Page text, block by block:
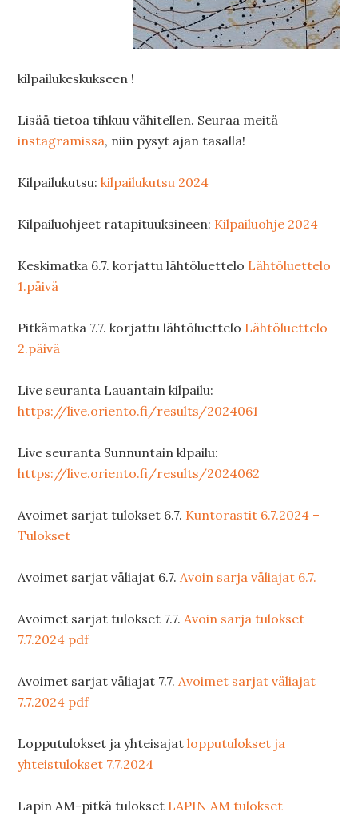
kilpailukeskukseen !
Lisää tietoa tihkuu vähitellen. Seuraa meitä
instagramissa, niin pysyt ajan tasalla!
Kilpailukutsu:kilpailukutsu 2024
Kilpailuohjeet ratapituuksineen: Kilpailuohje 2024
Keskimatka 6.7. korjattu lähtöluettelo Lähtöluettelo
1.päivä
Pitkämatka 7.7. korjattu lähtöluettelo Lähtöluettelo
2.päivä
Live seuranta Lauantain kilpailu:
https://live.oriento.fi/results/2024061
Live seuranta Sunnuntain klpailu:
https://live.oriento.fi/results/2024062
Avoimet sarjat tulokset 6.7. Kuntorastit 6.7.2024 –
Tulokset
Avoimet sarjat väliajat 6.7.Avoin sarja väliajat 6.7.
Avoimet sarjat tulokset 7.7.Avoin sarja tulokset
7.7.2024 pdf
Avoimet sarjat väliajat 7.7.Avoimet sarjat väliajat
7.7.2024 pdf
Lopputulokset ja yhteisajatlopputulokset ja
yhteistulokset 7.7.2024
Lapin AM-pitkä tulokset LAPIN AM tulokset